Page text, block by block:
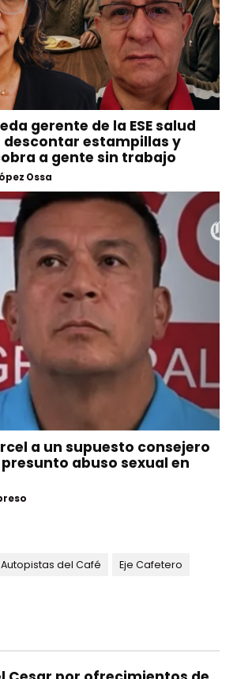
gerente de la ESE salud
descontar estampillas y
a gente sin trabajo
Ossa
a un supuesto consejero
abuso sexual en
Autopistas del Café Eje Cafetero